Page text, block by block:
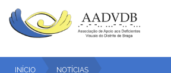
INÍCIO NOTÍCIAS